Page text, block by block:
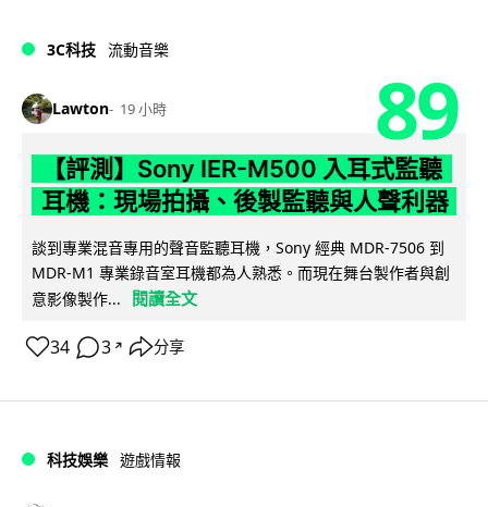
3C科技 流動音樂
Lawton 19 小時 89
【評測】Sony IER-M500 入耳式監聽
耳機：現場拍攝、後製監聽與人聲利器
談到專業混音專用的聲音監聽耳機，Sony 經典 MDR-7506 到
MDR-M1 專業錄音室耳機都為人熟悉。而現在舞台製作者與創
意影像製作...
閱讀全文
34 3 ↗ 分享
科技娛樂 遊戲情報